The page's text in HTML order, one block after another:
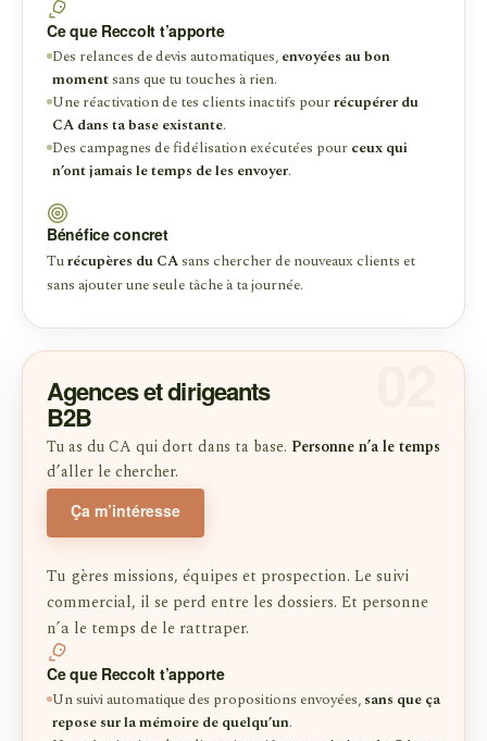
Ce que Reccolt t’apporte
Des relances de devis automatiques, envoyées au bon
momentsans que tu touches à rien.
Une réactivation de tes clients inactifs pourrécupérer du
CA dans ta base existante.
Des campagnes de fidélisation exécutées pour ceux qui
n’ont jamais le temps de les envoyer.
Bénéfice concret
Turécupères du CAsans chercher de nouveaux clients et
sans ajouter une seule tâche à ta journée.
Agences et dirigeants
B2B
Tu as du CA qui dort dans ta base. Personne n’a le temps
d’aller le chercher.
Ça m’intéresse
Tu gères missions, équipes et prospection. Le suivi
commercial, il se perd entre les dossiers. Et personne
n’a le temps de le rattraper.
Ce que Reccolt t’apporte
Un suivi automatique des propositions envoyées, sans que ça
repose sur la mémoire de quelqu’un.